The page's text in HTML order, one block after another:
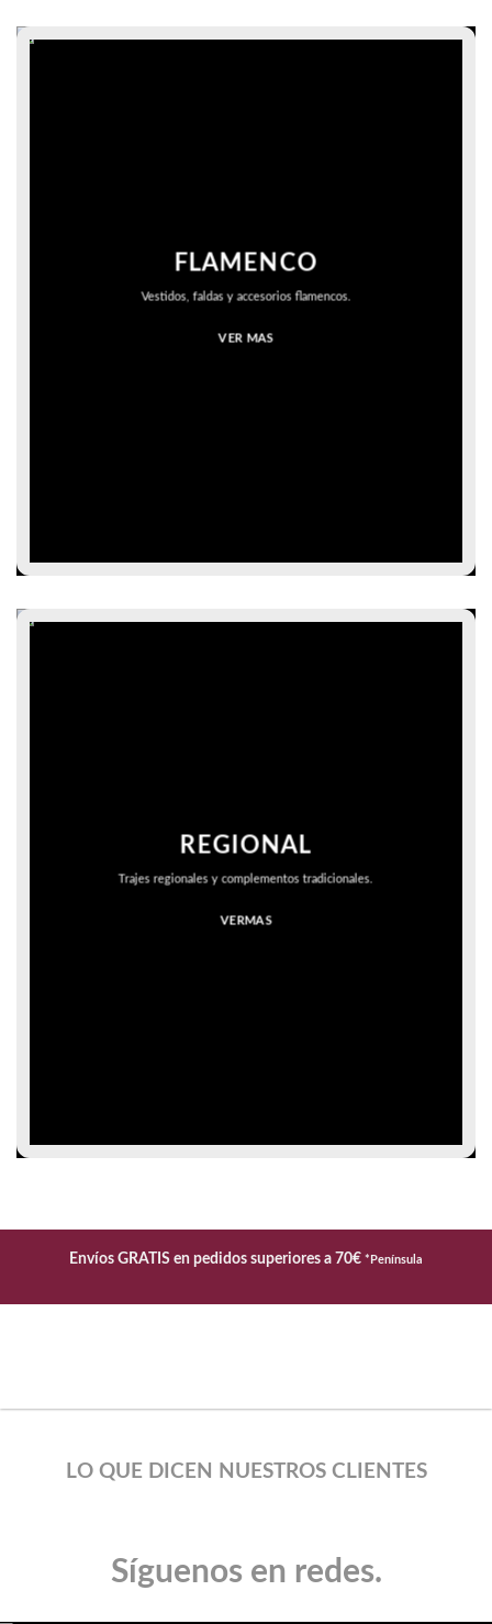
FLAMENCO
Vestidos, faldas y accesorios flamencos.
VER MAS
REGIONAL
Trajes regionales y complementos tradicionales.
VERMAS
Envíos GRATIS en pedidos superiores a 70€ *Península
LO QUE DICEN NUESTROS CLIENTES
Síguenos en redes.